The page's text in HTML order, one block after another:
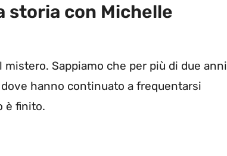
storia con Michelle
mistero. Sappiamo che per più di due anni
dove hanno continuato a frequentarsi
è finito.